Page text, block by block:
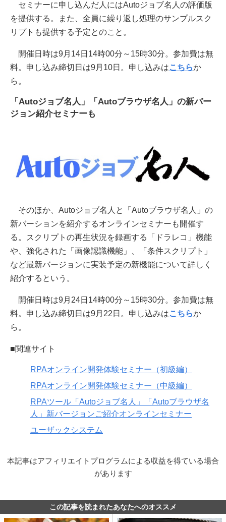
セミナーに申し込んだ人にはAutoジョブ名人の評価版
を提供する。また、全員に繰り返し処理のサンプルスク
リプトも提供する予定とのこと。
開催日時は9月14日14時00分～15時30分。参加費は無
料。申し込み締切日は9月10日。申し込みはこちらか
ら。
「Autoジョブ名人」「Autoブラウザ名人」の新バー
ジョン紹介セミナーも
そのほか、Autoジョブ名人と「Autoブラウザ名人」の
新バーションを紹介するオンラインセミナーも開催す
る。スクリプトの再生状況を録画する「ドラレコ」機能
や、強化された「画像認識機能」、「条件スクリプト」
など最新バージョンに実装予定の新機能について詳しく
紹介するという。
開催日時は9月24日14時00分～15時30分。参加費は無
料。申し込み締切日は9月22日。申し込みはこちらか
ら。
■関連サイト
RPAオンライン開発体験セミナー（初級編）
RPAオンライン開発体験セミナー（中級編）
RPAツール「Autoジョブ名人」「Autoブラウザ名
人」新バージョンご紹介オンラインセミナー
ユーザックシステム
本記事はアフィリエイトプログラムによる収益を得ている場合
があります
この記事を読まれたあなたへのオススメ